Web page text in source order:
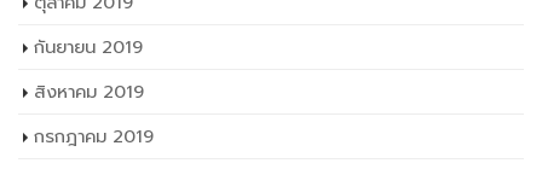
กุมภาพันธ์ 2020
มกราคม 2020
ธันวาคม 2019
พฤศจิกายน 2019